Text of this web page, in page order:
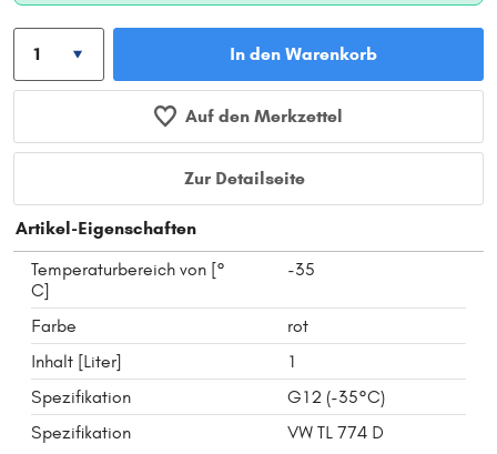
In den Warenkorb
Auf den Merkzettel
Zur Detailseite
Artikel-Eigenschaften
Temperaturbereich von [°
C]
-35
Farbe
rot
Inhalt [Liter]
1
Spezifikation
G12 (-35°C)
Spezifikation
VW TL 774 D